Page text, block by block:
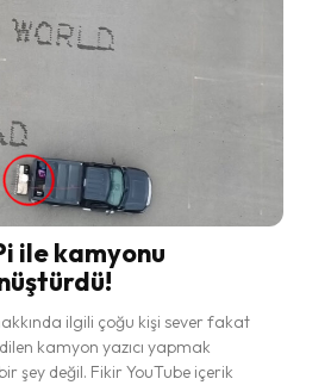
ile kamyonu
ilgili çoğu kişi sever fakat
kamyon yazıcı yapmak
şey değil. Fikir YouTube içerik